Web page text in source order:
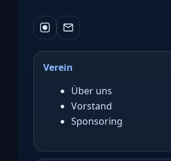
Verein
Über uns
Vorstand
Sponsoring